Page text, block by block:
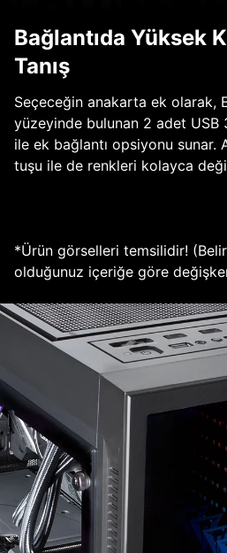
Bağlantıda Yüksek
Tanış
Seçeceğin anakarta ek olarak,
yüzeyinde bulunan 2 adet USB
ile ek bağlantı opsiyonu sunar.
tuşu ile de renkleri kolayca
*Ürün görselleri temsilidir!
olduğunuz içeriğe göre